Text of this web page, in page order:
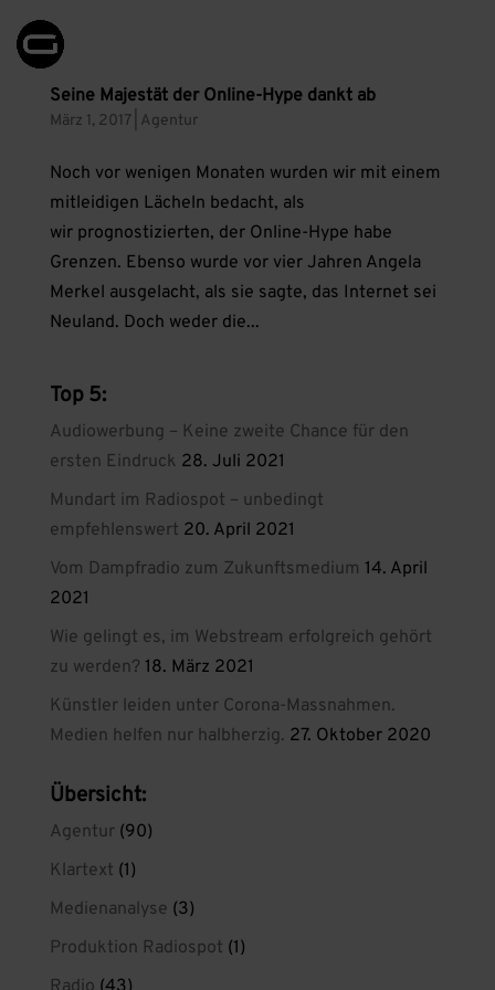
Seine Majestät der Online-Hype dankt ab
März 1, 2017| Agentur
Noch vor wenigen Monaten wurden wir mit einem
mitleidigen Lächeln bedacht, als
wir prognostizierten, der Online-Hype habe
Grenzen. Ebenso wurde vor vier Jahren Angela
Merkel ausgelacht, als sie sagte, das Internet sei
Neuland. Doch weder die...
Top 5:
Audiowerbung – Keine zweite Chance für den
ersten Eindruck 28. Juli 2021
Mundart im Radiospot – unbedingt
empfehlenswert 20. April 2021
Vom Dampfradio zum Zukunftsmedium 14. April
2021
Wie gelingt es, im Webstream erfolgreich gehört
zu werden? 18. März 2021
Künstler leiden unter Corona-Massnahmen.
Medien helfen nur halbherzig. 27. Oktober 2020
Übersicht:
Agentur(90)
Klartext (1)
Medienanalyse (3)
Produktion Radiospot (1)